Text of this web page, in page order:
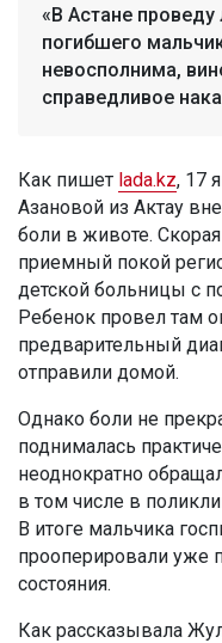
«В Астане
погибшего
невосполнима,
справедливое
Как пишет lada.kz, 17
Азановой из Актау
боли в животе.
приемный покой
детской больницы с
Ребенок провел там
предварительный
отправили домой.
Однако боли не
поднималась
неоднократно
в том числе в
В итоге мальчика
прооперировали уже
состояния.
Как рассказывала